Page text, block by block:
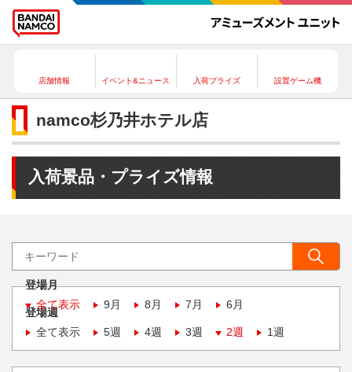
店舗情報 イベント&ニュース 入荷プライズ 設置ゲーム機
namco杉乃井ホテル店
入荷景品・プライズ情報
登場月
全て表示
9月 8月 7月 6月
登場週
全て表示
5週 4週 3週 2週 1週